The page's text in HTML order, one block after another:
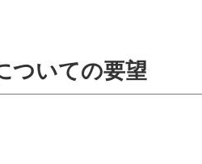
ついての要望